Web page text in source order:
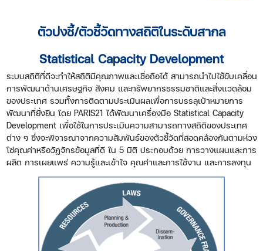
ตัวบ่งชี้/ตัวชี้วัดทางสถิติในระดับสากล
Statistical Capacity Development
ระบบสถิติที่ดีจะทำให้สถิติมีคุณภาพและเชื่อถือได้ สามารถนำไปใช้ขับเคลื่อน
การพัฒนาด้านเศรษฐกิจ สังคม และทรัพยากรธรรมชาติและสิ่งแวดล้อม
ของประเทศ รวมทั้งการติดตามประเมินผลเพื่อการบรรลุเป้าหมายการ
พัฒนาที่ยั่งยืน โดย PARIS21 ได้พัฒนาเครื่องมือ Statistical Capacity
Development เพื่อใช้ในการประเมินความสามารถทางสถิติของประเทศ
ต่าง ๆ ซึ่งจะพิจารณาจากความสัมพันธ์ของตัวชี้วัดที่สอดคล้องกันตามห่วง
โซ่คุณค่าหรือวัฏจักรข้อมูลที่ดี ใน 5 มิติ ประกอบด้วย การวางแผนและการ
ผลิต การเผยแพร่ ความรู้และเข้าใจ คุณค่าและการใช้งาน และการลงทุน